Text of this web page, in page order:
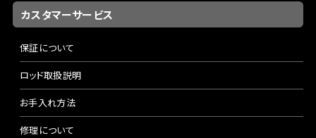
カスタマーサービス
保証について
ロッド取扱説明
お手入れ方法
修理について